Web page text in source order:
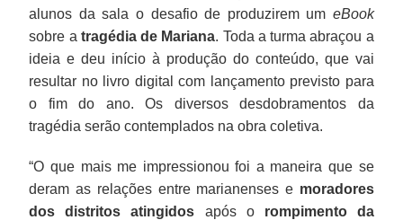
alunos da sala o desafio de produzirem um eBook
sobre a tragédia de Mariana. Toda a turma abraçou a
ideia e deu início à produção do conteúdo, que vai
resultar no livro digital com lançamento previsto para
o fim do ano. Os diversos desdobramentos da
tragédia serão contemplados na obra coletiva.
“O que mais me impressionou foi a maneira que se
deram as relações entre marianenses e moradores
dos distritos atingidos após o rompimento da